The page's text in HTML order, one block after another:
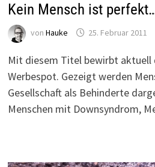
Kein Mensch ist
von Hauke 25. Februar 2011
Mit diesem Titel bewirbt aktuell
Werbespot. Gezeigt werden
Gesellschaft als Behinderte
Menschen mit Downsyndrom,